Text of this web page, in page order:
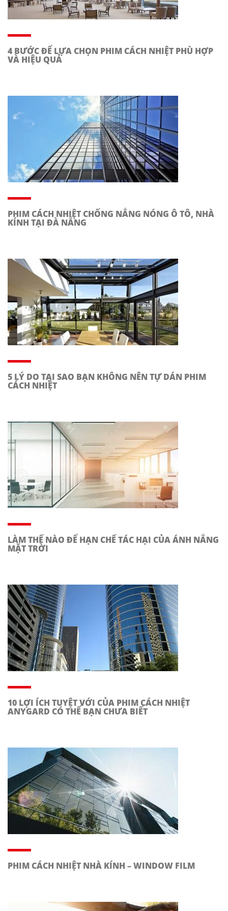
4 BƯỚC ĐỂ LỰA CHỌN PHIM CÁCH NHIỆT PHÙ HỢP
VÀ HIỆU QUẢ
PHIM CÁCH NHIỆT CHỐNG NẮNG NÓNG Ô TÔ, NHÀ
KÍNH TẠI ĐÀ NẴNG
5 LÝ DO TẠI SAO BẠN KHÔNG NÊN TỰ DÁN PHIM
CÁCH NHIỆT
LÀM THẾ NÀO ĐỂ HẠN CHẾ TÁC HẠI CỦA ÁNH NẮNG
MẶT TRỜI
10 LỢI ÍCH TUYỆT VỚI CỦA PHIM CÁCH NHIỆT
ANYGARD CÓ THỂ BẠN CHƯA BIẾT
PHIM CÁCH NHIỆT NHÀ KÍNH – WINDOW FILM